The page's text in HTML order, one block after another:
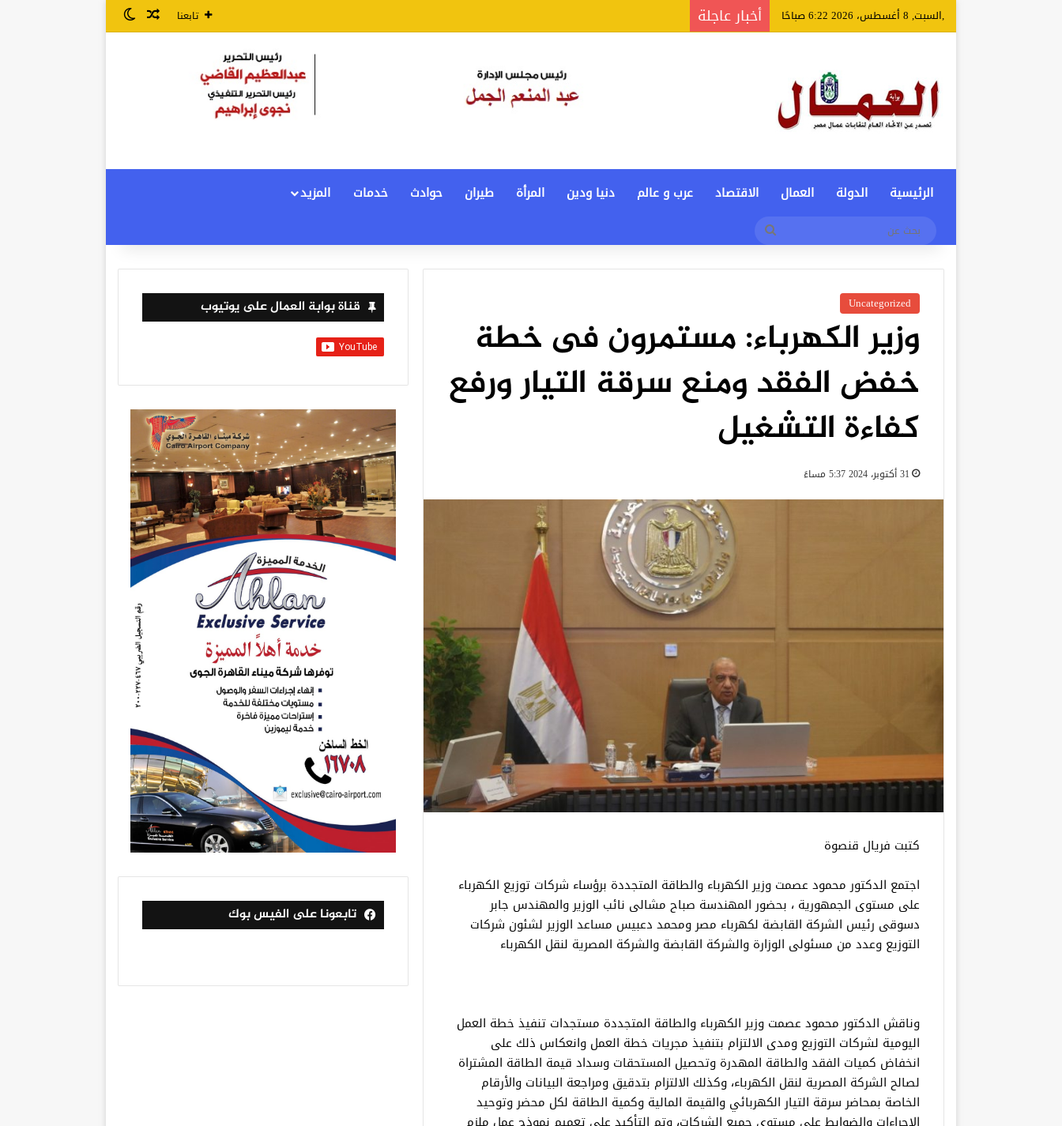
,السبت, 8 أغسطس، 2026 6:22 صباحًا أخبار عاجلة تابعنا مقال عشوائي
الوضع المظلم
الرئيسية الدولة العمال الاقتصاد عرب و عالم دنيا ودين المرأة طيران حوادث خدمات
المزيد
Uncategorized
وزير الكهرباء: مستمرون فى خطة
خفض الفقد ومنع سرقة التيار ورفع
كفاءة التشغيل
31 أكتوبر، 2024 5:37 مساءً
كتبت فريال قنصوة
اجتمع الدكتور محمود عصمت وزير الكهرباء والطاقة المتجددة برؤساء شركات توزيع الكهرباء
على مستوى الجمهورية ، بحضور المهندسة صباح مشالى نائب الوزير والمهندس جابر
دسوقى رئيس الشركة القابضة لكهرباء مصر ومحمد دعبيس مساعد الوزير لشئون شركات
التوزيع وعدد من مسئولى الوزارة والشركة القابضة والشركة المصرية لنقل الكهرباء
وناقش الدكتور محمود عصمت وزير الكهرباء والطاقة المتجددة مستجدات تنفيذ خطة العمل
اليومية لشركات التوزيع ومدى الالتزام بتنفيذ مجريات خطة العمل وانعكاس ذلك على
انخفاض كميات الفقد والطاقة المهدرة وتحصيل المستحقات وسداد قيمة الطاقة المشتراة
لصالح الشركة المصرية لنقل الكهرباء، وكذلك الالتزام بتدقيق ومراجعة البيانات والأرقام
الخاصة بمحاضر سرقة التيار الكهربائي والقيمة المالية وكمية الطاقة لكل محضر وتوحيد
قناة بوابة العمال على يوتيوب
تابعونا على الفيس بوك